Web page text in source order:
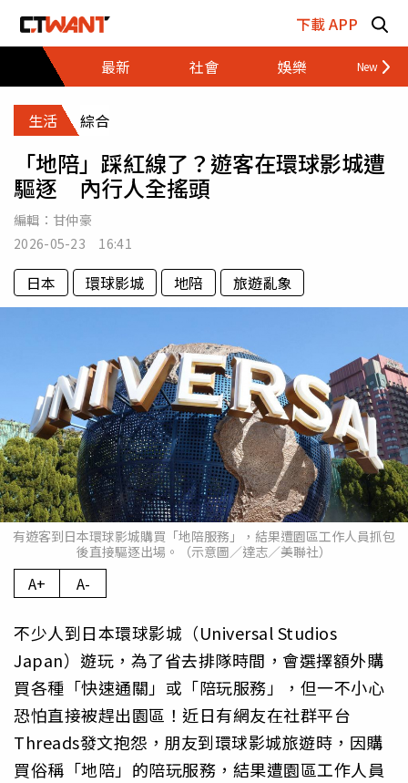
下載 APP
最新
社會 娛樂 財經
生活 綜合
「地陪」踩紅線了？遊客在環球影城遭
驅逐 內行人全搖頭
編輯： 甘仲豪
2026-05-23 16:41
日本 環球影城 地陪 旅遊亂象
有遊客到日本環球影城購買「地陪服務」，結果遭園區工作人員抓包
後直接驅逐出場。（示意圖／達志／美聯社）
A+ A-
不少人到日本環球影城（Universal Studios
Japan）遊玩，為了省去排隊時間，會選擇額外購
買各種「快速通關」或「陪玩服務」，但一不小心
恐怕直接被趕出園區！近日有網友在社群平台
Threads發文抱怨，朋友到環球影城旅遊時，因購
買俗稱「地陪」的陪玩服務，結果遭園區工作人員